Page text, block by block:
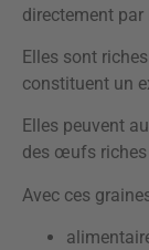
directement
Elles sont
constituent un
Elles peuvent
des œufs riches
Avec ces